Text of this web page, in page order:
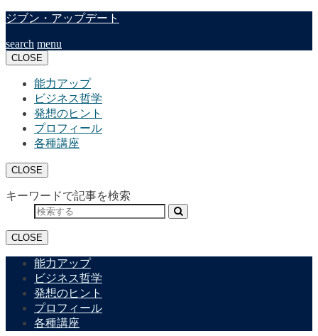
ジブン・アップデート
search menu
CLOSE
能力アップ
ビジネス哲学
発想のヒント
プロフィール
各種講座
CLOSE
キーワードで記事を検索
CLOSE
能力アップ
ビジネス哲学
発想のヒント
プロフィール
各種講座